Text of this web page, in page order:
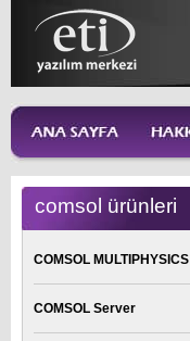
comsol ürünleri
COMSOL MULTIPHYSICS
COMSOL Server